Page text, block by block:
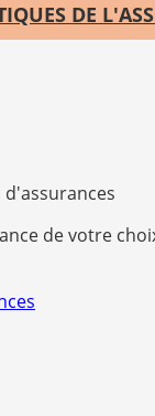
DE
de votre